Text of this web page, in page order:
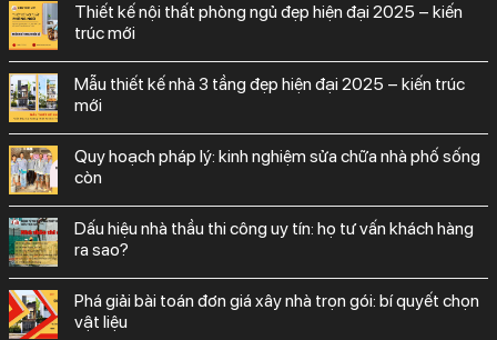
thiết kế nội thất phòng ngủ đẹp hiện đại 2025 – kiến
trúc mới
mẫu thiết kế nhà 3 tầng đẹp hiện đại 2025 – kiến trúc
mới
quy hoạch pháp lý: kinh nghiệm sửa chữa nhà phố sống
còn
dấu hiệu nhà thầu thi công uy tín: họ tư vấn khách hàng
ra sao?
phá giải bài toán đơn giá xây nhà trọn gói: bí quyết chọn
vật liệu